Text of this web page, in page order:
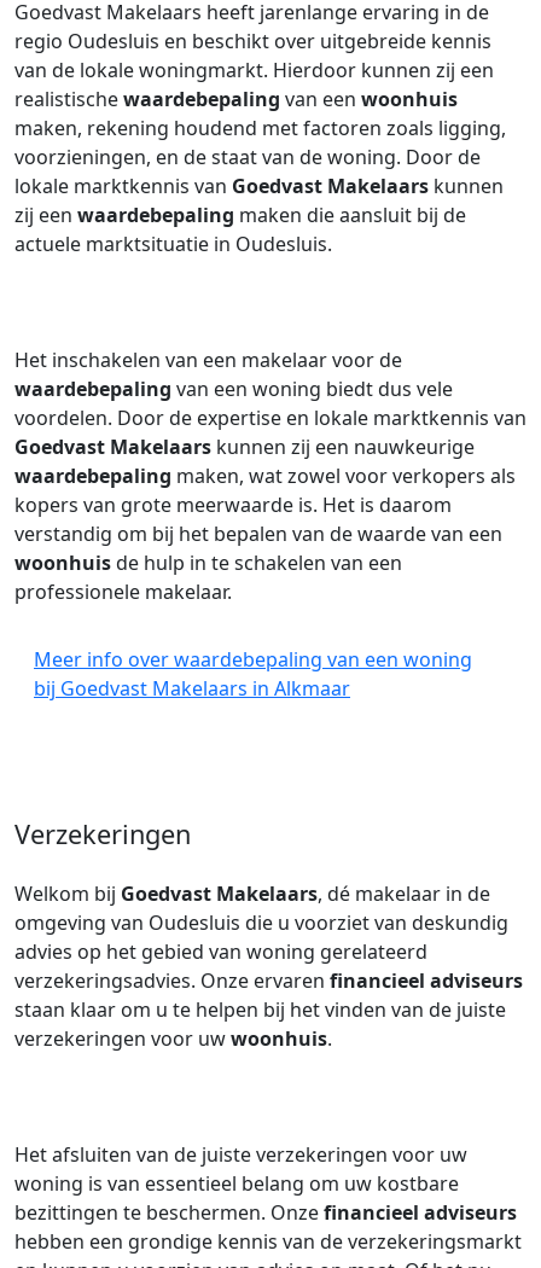
Goedvast Makelaars heeft jarenlange ervaring in de
regio Oudesluis en beschikt over uitgebreide kennis
van de lokale woningmarkt. Hierdoor kunnen zij een
realistischewaardebepaling van een woonhuis
maken, rekening houdend met factoren zoals ligging,
voorzieningen, en de staat van de woning. Door de
lokale marktkennis van Goedvast Makelaars kunnen
zij een waardebepaling maken die aansluit bij de
actuele marktsituatie in Oudesluis.
Het inschakelen van een makelaar voor de
waardebepaling van een woning biedt dus vele
voordelen. Door de expertise en lokale marktkennis van
Goedvast Makelaars kunnen zij een nauwkeurige
waardebepaling maken, wat zowel voor verkopers als
kopers van grote meerwaarde is. Het is daarom
verstandig om bij het bepalen van de waarde van een
woonhuisde hulp in te schakelen van een
professionele makelaar.
Meer info over waardebepaling van een woning
bij Goedvast Makelaars in Alkmaar
Verzekeringen
Welkom bij Goedvast Makelaars, dé makelaar in de
omgeving van Oudesluis die u voorziet van deskundig
advies op het gebied van woning gerelateerd
verzekeringsadvies. Onze ervaren financieel adviseurs
staan klaar om u te helpen bij het vinden van de juiste
verzekeringen voor uwwoonhuis.
Het afsluiten van de juiste verzekeringen voor uw
woning is van essentieel belang om uw kostbare
bezittingen te beschermen. Onzefinancieel adviseurs
hebben een grondige kennis van de verzekeringsmarkt